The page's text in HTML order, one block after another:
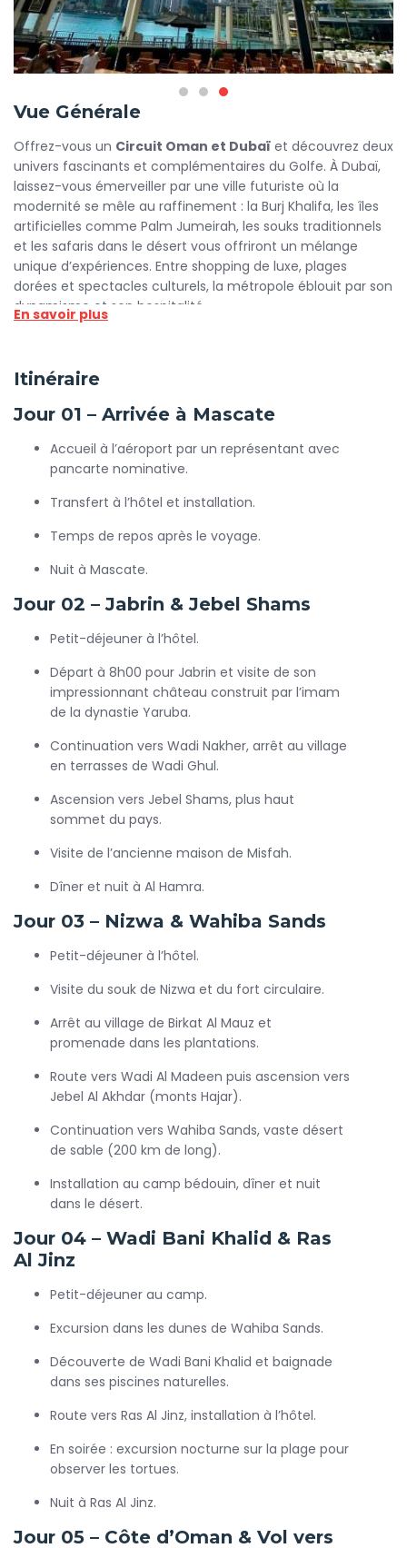
Vue Générale
Offrez-vous un Circuit Oman et Dubaï et découvrez deux
univers fascinants et complémentaires du Golfe. À Dubaï,
laissez-vous émerveiller par une ville futuriste où la
modernité se mêle au raffinement : la Burj Khalifa, les îles
artificielles comme Palm Jumeirah, les souks traditionnels
et les safaris dans le désert vous offriront un mélange
unique d’expériences. Entre shopping de luxe, plages
dorées et spectacles culturels, la métropole éblouit par son
dynamisme et son hospitalité.
verdoyants, ses villages traditionnels et ses montagnes
et dépaysante. Vous y découvrirez des traditions séculaires,
une culture chaleureuse et une nature intacte qui
contrastent merveilleusement avec l’effervescence de
Dubaï.
qui combine luxe et authenticité, aventure et détente,
romantique, des vacances en famille ou une escapade
culturelle, ce circuit est la promesse d’expériences
inoubliables et de souvenirs impérissables.
Réservez dès maintenant votre Circuit avec Flying
Carpet Tours!
En savoir plus
Itinéraire
Jour 01 – Arrivée à Mascate
Accueil à l’aéroport par un représentant avec
pancarte nominative.
Transfert à l’hôtel et installation.
Temps de repos après le voyage.
Nuit à Mascate.
Jour 02 – Jabrin & Jebel Shams
Petit-déjeuner à l’hôtel.
Départ à 8h00 pour Jabrin et visite de son
impressionnant château construit par l’imam
de la dynastie Yaruba.
Continuation vers Wadi Nakher, arrêt au village
en terrasses de Wadi Ghul.
Ascension vers Jebel Shams, plus haut
sommet du pays.
Visite de l’ancienne maison de Misfah.
Dîner et nuit à Al Hamra.
Jour 03 – Nizwa & Wahiba Sands
Petit-déjeuner à l’hôtel.
Visite du souk de Nizwa et du fort circulaire.
Arrêt au village de Birkat Al Mauz et
promenade dans les plantations.
Route vers Wadi Al Madeen puis ascension vers
Jebel Al Akhdar (monts Hajar).
Continuation vers Wahiba Sands, vaste désert
de sable (200 km de long).
Installation au camp bédouin, dîner et nuit
dans le désert.
Jour 04 – Wadi Bani Khalid & Ras
Al Jinz
Petit-déjeuner au camp.
Excursion dans les dunes de Wahiba Sands.
Découverte de Wadi Bani Khalid et baignade
dans ses piscines naturelles.
Route vers Ras Al Jinz, installation à l’hôtel.
En soirée : excursion nocturne sur la plage pour
observer les tortues.
Nuit à Ras Al Jinz.
Jour 05 – Côte d’Oman & Vol vers